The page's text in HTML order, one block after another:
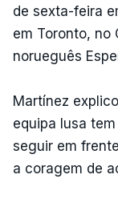
de sexta-feira
em Toronto, no
norueguês
Martínez
equipa lusa
seguir em
a coragem de